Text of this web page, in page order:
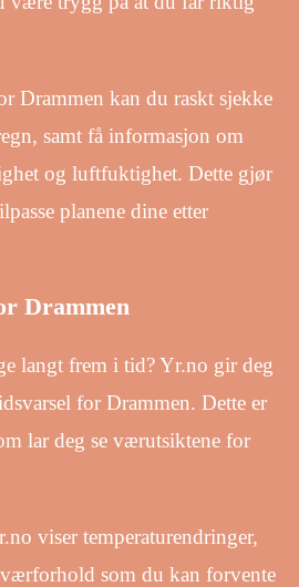
Drammen kan du raskt sjekke
samt få informasjon om
og luftfuktighet. Dette gjør
planene dine etter
Drammen
langt frem i tid? Yr.no gir deg
for Drammen. Dette er
lar deg se værutsiktene for
viser temperaturendringer,
som du kan forvente